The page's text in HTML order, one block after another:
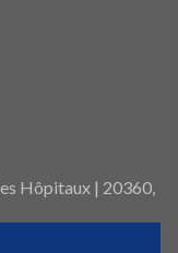
Hôpitaux | 20360,